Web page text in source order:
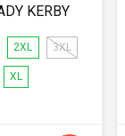
KERBY
2XL 3XL
XL